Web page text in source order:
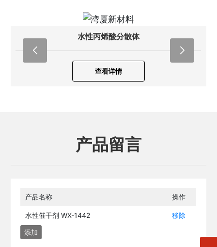
水性丙烯酸分散体
查看详情
产品留言
产品名称 操作
水性催干剂 WX-1442 移除
添加